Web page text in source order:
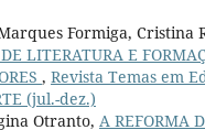
Formiga, Cristina
LITERATURA E
, Revista Temas em
(jul.-dez.)
Otranto, A REFORMA